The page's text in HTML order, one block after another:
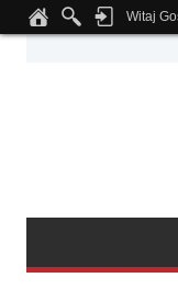
Notice: Undefined index:
Witaj